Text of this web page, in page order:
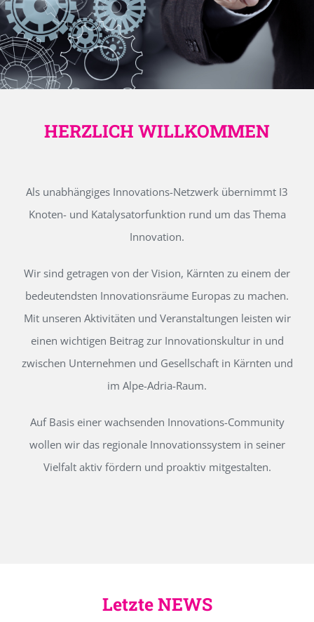
HERZLICH WILLKOMMEN
Als unabhängiges Innovations-Netzwerk übernimmt I3
Knoten- und Katalysatorfunktion rund um das Thema
Innovation.
Wir sind getragen von der Vision, Kärnten zu einem der
bedeutendsten Innovationsräume Europas zu machen.
Mit unseren Aktivitäten und Veranstaltungen leisten wir
einen wichtigen Beitrag zur Innovationskultur in und
zwischen Unternehmen und Gesellschaft in Kärnten und
im Alpe-Adria-Raum.
Auf Basis einer wachsenden Innovations-Community
wollen wir das regionale Innovationssystem in seiner
Vielfalt aktiv fördern und proaktiv mitgestalten.
Letzte NEWS